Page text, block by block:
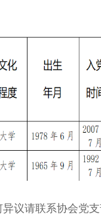
议请联系协会党